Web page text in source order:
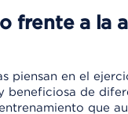
frente a la
piensan en el
beneficiosa de
que